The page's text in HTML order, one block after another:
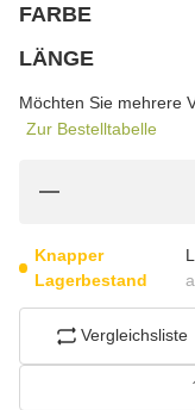
FARBE
LÄNGE
Möchten Sie mehrere
Zur Bestelltabelle
Knapper
Lagerbestand
Vergleichsliste